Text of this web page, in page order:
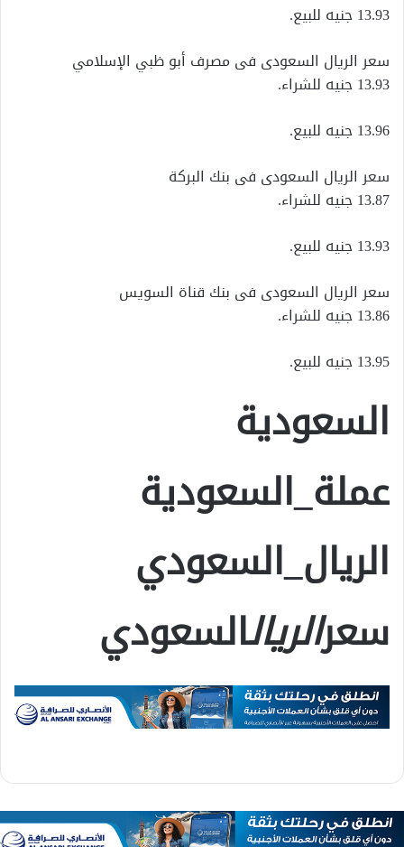
13.93 جنيه للبيع.
سعر الريال السعودى فى مصرف أبو ظبي الإسلامي
13.93 جنيه للشراء.
13.96 جنيه للبيع.
سعر الريال السعودى فى بنك البركة
13.87 جنيه للشراء.
13.93 جنيه للبيع.
سعر الريال السعودى فى بنك قناة السويس
13.86 جنيه للشراء.
13.95 جنيه للبيع.
السعودية
عملة_السعودية
الريال_السعودي
سعرالريالالسعودي